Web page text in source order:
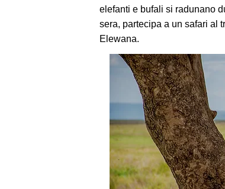
elefanti e bufali si radunano
sera, partecipa a un safari al
Elewana.